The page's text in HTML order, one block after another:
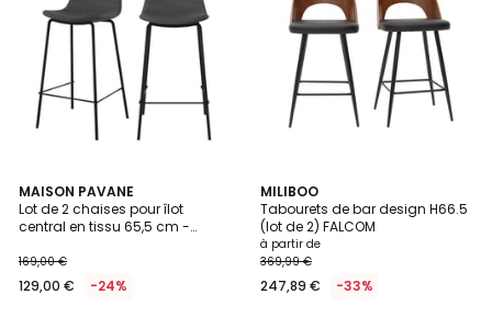
MAISON PAVANE
Lot de 2 chaises pour îlot
central en tissu 65,5 cm -
169,00 €
129,00 € -24%
4
/
5
5
Couleurs
MILIBOO
Tabourets de bar design H66.5
(lot de 2) FALCOM
à partir de
369,99 €
247,89 € -33%
2
Couleurs